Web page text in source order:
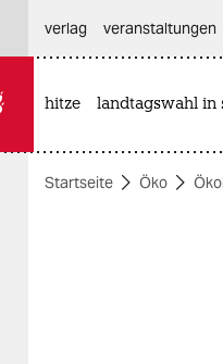
themen
verlag
veranstaltungen
hitze landtagswahl in
Startseite Öko